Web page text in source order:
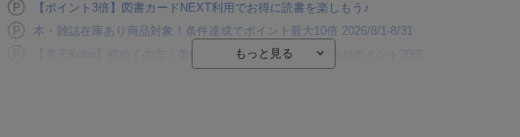
【ポイント3倍】図書カードNEXT利用でお得に読書を楽しもう♪
本・雑誌在庫あり商品対象！条件達成でポイント最大10倍 2026/8/1-8/31
【楽天Kobo】初めての方！条件達成で楽天ブックス購入分がポイント20倍